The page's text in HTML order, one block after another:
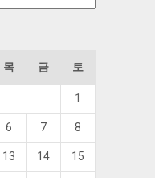
목 금 토
1
6 7 8
13 14 15